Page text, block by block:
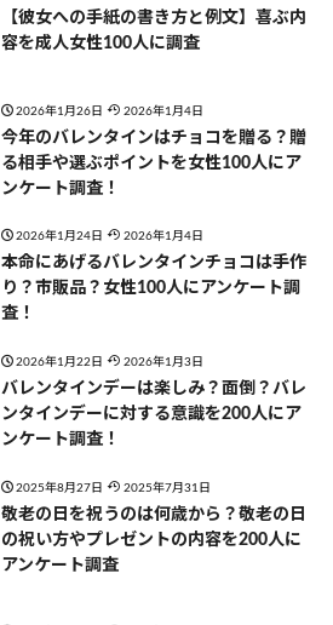
【彼女への手紙の書き方と例文】喜ぶ内
容を成人女性100人に調査
2026年1月26日 2026年1月4日
今年のバレンタインはチョコを贈る？贈
る相手や選ぶポイントを女性100人にア
ンケート調査！
2026年1月24日 2026年1月4日
本命にあげるバレンタインチョコは手作
り？市販品？女性100人にアンケート調
査！
2026年1月22日 2026年1月3日
バレンタインデーは楽しみ？面倒？バレ
ンタインデーに対する意識を200人にア
ンケート調査！
2025年8月27日 2025年7月31日
敬老の日を祝うのは何歳から？敬老の日
の祝い方やプレゼントの内容を200人に
アンケート調査